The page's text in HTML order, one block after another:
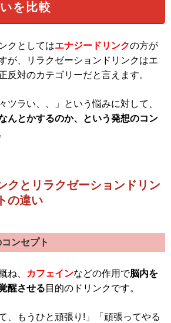
を比較
クとしてはエナジードリンクの方が
が、リラクゼーションドリンクはエ
反対のカテゴリーだと言えます。
ツラい、、」という悩みに対して、
んとかするのか、という発想のコン
クとリラクゼーションドリン
の違い
ンセプト
ね、 カフェインなどの作用で脳内を
醒させる 目的のドリンクです。
、もうひと頑張り!」「頑張ってやる